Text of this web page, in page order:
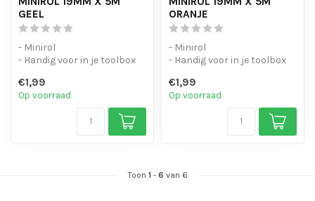
GEEL
- Minirol
- Handig voor in je toolbox
€1,99
Op voorraad
ORANJE
- Minirol
- Handig voor in je toolbox
€1,99
Op voorraad
Toon 1- 6 van 6